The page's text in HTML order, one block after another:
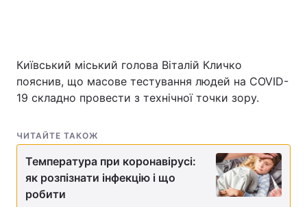
Київський міський голова Віталій Кличко
пояснив, що масове тестування людей на COVID-
19 складно провести з технічної точки зору.
ЧИТАЙТЕ ТАКОЖ
Температура при коронавірусі:
як розпізнати інфекцію і що
робити